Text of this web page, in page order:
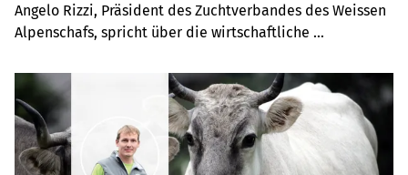
möglich»
Angelo Rizzi, Präsident des Zuchtverbandes des Weissen
Alpenschafs, spricht über die wirtschaftliche
auch im Flachland seien Vollerwerbsbetriebe mit 150 bis
300 produzierenden Mutterschafen anzutreffen, so der
Züchter.